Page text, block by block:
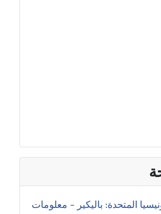
المتحدة: باليكير – معلومات